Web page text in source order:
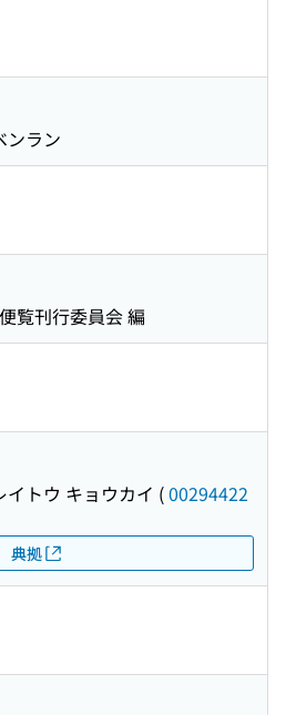
ンラン
覧刊行委員会 編
イトウ キョウカイ (00294422
典拠